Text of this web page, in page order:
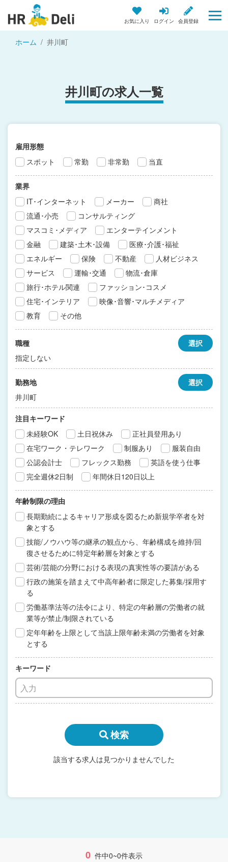
お気に入り ログイン 会員登録
ホーム 井川町
井川町の求人一覧
雇用形態
スポット
常勤 非常勤 当直
業界
IT･インターネット
メーカー
商社
流通･小売
コンサルティング
マスコミ･メディア
エンターテインメント
金融
建築･土木･設備
医療･介護･福祉
エネルギー
保険 不動産
人材ビジネス
サービス
運輸･交通
物流･倉庫
旅行･ホテル関連
ファッション･コスメ
住宅･インテリア
映像･音響･マルチメディア
教育
その他
職種
指定しない
選択
勤務地
井川町
選択
注目キーワード
未経験OK
土日祝休み
正社員登用あり
在宅ワーク・テレワーク
制服あり
服装自由
公認会計士
フレックス勤務
英語を使う仕事
完全週休2日制
年間休日120日以上
年齢制限の理由
長期勤続によるキャリア形成を図るため新規学卒者を対
象とする
技能/ノウハウ等の継承の観点から、年齢構成を維持/回
復させるために特定年齢層を対象とする
芸術/芸能の分野における表現の真実性等の要請がある
行政の施策を踏まえて中高年齢者に限定した募集/採用す
る
労働基準法等の法令により、特定の年齢層の労働者の就
業等が禁止/制限されている
定年年齢を上限として当該上限年齢未満の労働者を対象
とする
キーワード
検索
該当する求人は見つかりませんでした
0 件中0~0件表示